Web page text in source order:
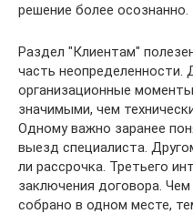
решение более осознанно.
Раздел "Клиентам"
часть неопределенности.
организационные
значимыми, чем
Одному важно заранее
выезд специалиста.
ли рассрочка. Третьего
заключения договора.
собрано в одном месте,